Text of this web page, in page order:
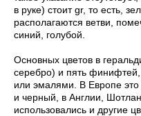
в руке) стоит gr, то есть,
располагаются ветви,
синий, голубой.
Основных цветов в
серебро) и пять
или эмалями. В Европе
и черный, в Англии,
использовались и другие